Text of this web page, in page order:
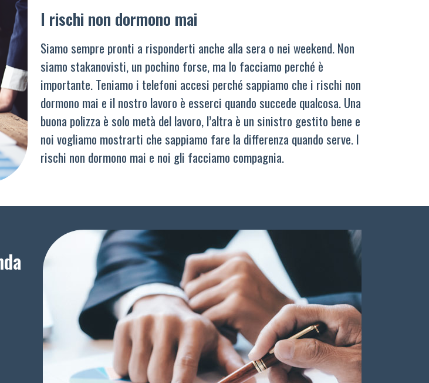
I rischi non dormono mai
Siamo sempre pronti a risponderti anche alla sera o nei weekend. Non
siamo stakanovisti, un pochino forse, ma lo facciamo perché è
importante. Teniamo i telefoni accesi perché sappiamo che i rischi non
dormono mai e il nostro lavoro è esserci quando succede qualcosa. Una
buona polizza è solo metà del lavoro, l’altra è un sinistro gestito bene e
noi vogliamo mostrarti che sappiamo fare la differenza quando serve. I
rischi non dormono mai e noi gli facciamo compagnia.